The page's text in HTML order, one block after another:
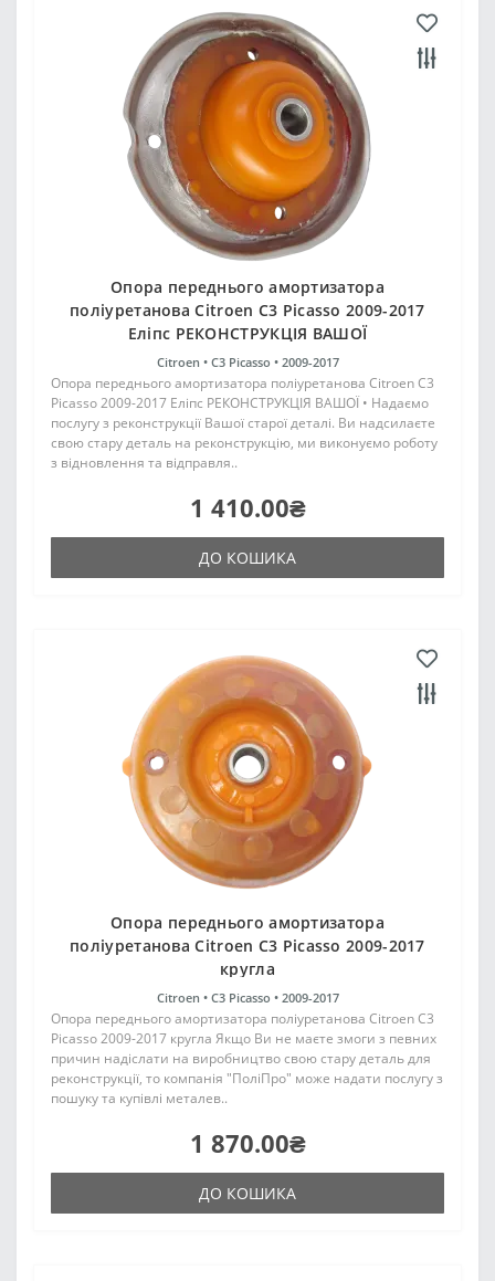
Опора переднього амортизатора
поліуретанова Citroen C3 Picasso 2009-2017
Еліпс РЕКОНСТРУКЦІЯ ВАШОЇ
Citroen • C3 Picasso • 2009-2017
Опора переднього амортизатора поліуретанова Citroen C3
Picasso 2009-2017 Еліпс РЕКОНСТРУКЦІЯ ВАШОЇ • Надаємо
послугу з реконструкції Вашої старої деталі. Ви надсилаєте
свою стару деталь на реконструкцію, ми виконуємо роботу
з відновлення та відправля..
1 410.00₴
ДО КОШИКА
Опора переднього амортизатора
поліуретанова Citroen C3 Picasso 2009-2017
кругла
Citroen • C3 Picasso • 2009-2017
Опора переднього амортизатора поліуретанова Citroen C3
Picasso 2009-2017 кругла Якщо Ви не маєте змоги з певних
причин надіслати на виробництво свою стару деталь для
реконструкції, то компанія "ПоліПро" може надати послугу з
пошуку та купівлі металев..
1 870.00₴
ДО КОШИКА